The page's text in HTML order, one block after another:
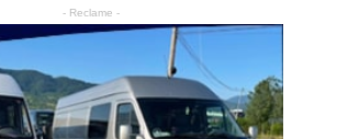
- Reclame -